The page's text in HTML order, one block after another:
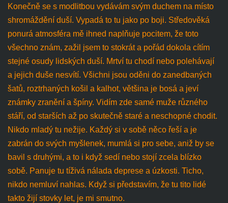
Konečně se s modlitbou vydávám svým duchem na místo
shromáždění duší. Vypadá to tu jako po boji. Středověká
ponurá atmosféra mě ihned naplňuje pocitem, že toto
všechno znám, zažil jsem to stokrát a pořád dokola cítím
stejné osudy lidských duší. Mrtví tu chodí nebo polehávají
a jejich duše nesvítí. Všichni jsou oděni do zanedbaných
šatů, roztrhaných košil a kalhot, většina je bosá a jeví
známky zranění a špíny. Vidím zde samé muže různého
stáří, od starších až po skutečně staré a neschopné chodit.
Nikdo mladý tu nežije. Každý si v sobě něco řeší a je
zabrán do svých myšlenek, mumlá si pro sebe, aniž by se
bavil s druhými, a to i když sedí nebo stojí zcela blízko
sobě. Panuje tu tíživá nálada deprese a úzkosti. Ticho,
nikdo nemluví nahlas. Když si představím, že tu tito lidé
takto žijí stovky let, je mi smutno.